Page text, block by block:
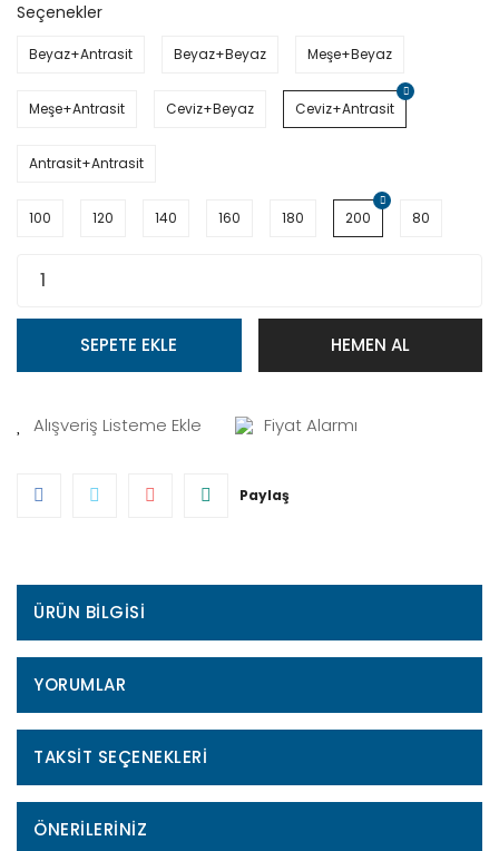
Seçenekler
Beyaz+Antrasit Beyaz+Beyaz Meşe+Beyaz
Meşe+Antrasit Ceviz+Beyaz Ceviz+Antrasit
Antrasit+Antrasit
100 120 140 160 180 200 80
SEPETE EKLE HEMEN AL
Fiyat Alarmı
Paylaş
ÜRÜN BILGISI
YORUMLAR
TAKSIT SEÇENEKLERI
ÖNERILERINIZ